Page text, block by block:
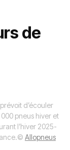
de
prévoit d’écouler
pneus hiver et
l’hiver 2025-
© Allopneus